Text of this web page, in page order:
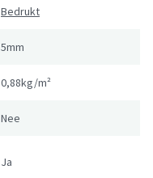
Bedrukt
5mm
0,88kg/m²
Nee
Ja